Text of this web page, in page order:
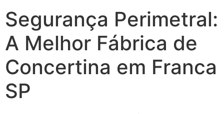
Segurança Perimetral:
A Melhor Fábrica de
Concertina em Franca
SP